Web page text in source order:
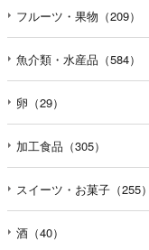
フルーツ・果物（209）
魚介類・水産品（584）
卵（29）
加工食品（305）
スイーツ・お菓子（255）
酒（40）